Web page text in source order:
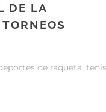
DE LA
de raqueta,